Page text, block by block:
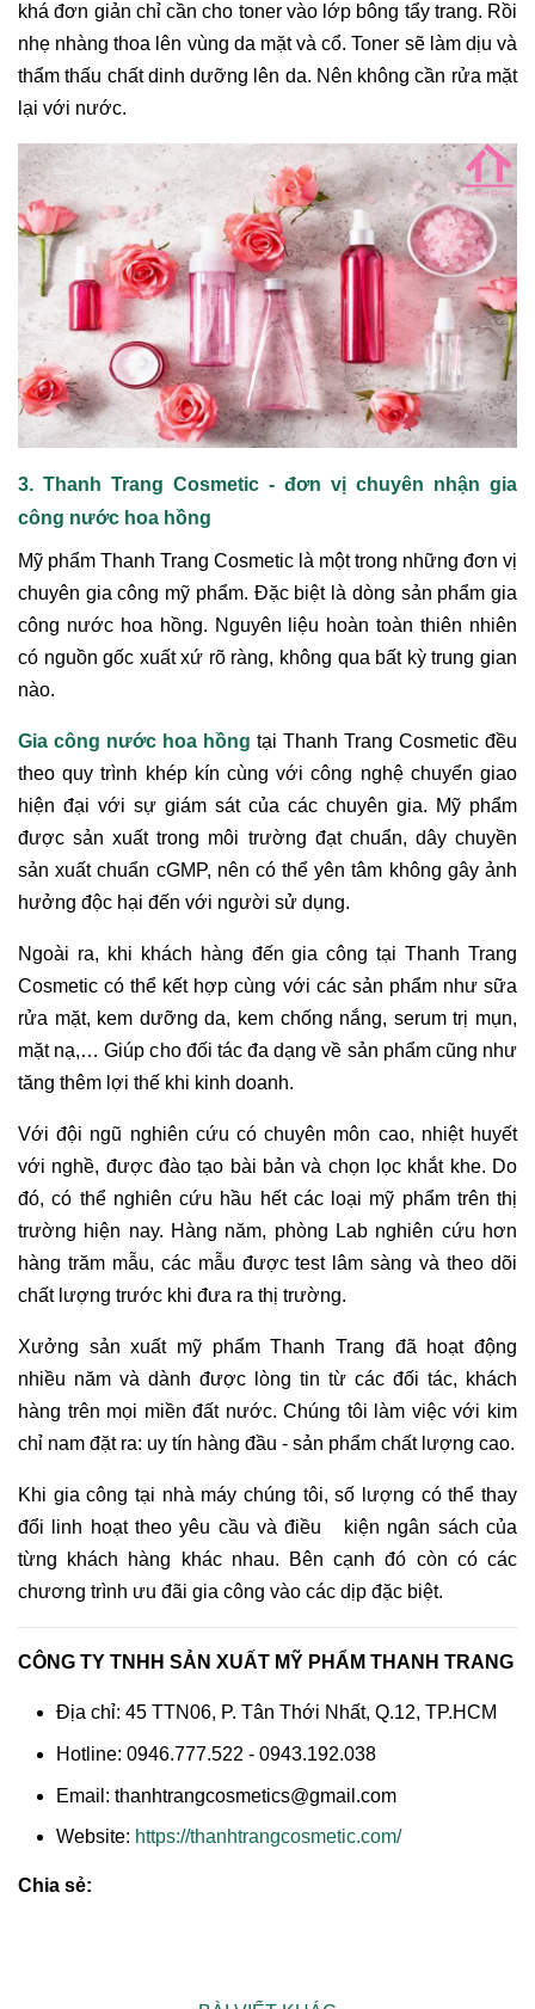
khá đơn giản chỉ cần cho toner vào lớp bông tẩy trang. Rồi
nhẹ nhàng thoa lên vùng da mặt và cổ. Toner sẽ làm dịu và
thẩm thấu chất dinh dưỡng lên da. Nên không cần rửa mặt
lại với nước.
3. Thanh Trang Cosmetic - đơn vị chuyên nhận gia
công nước hoa hồng
Mỹ phẩm Thanh Trang Cosmetic là một trong những đơn vị
chuyên gia công mỹ phẩm. Đặc biệt là dòng sản phẩm gia
công nước hoa hồng. Nguyên liệu hoàn toàn thiên nhiên
có nguồn gốc xuất xứ rõ ràng, không qua bất kỳ trung gian
nào.
Gia công nước hoa hồng tại Thanh Trang Cosmetic đều
theo quy trình khép kín cùng với công nghệ chuyển giao
hiện đại với sự giám sát của các chuyên gia. Mỹ phẩm
được sản xuất trong môi trường đạt chuẩn, dây chuyền
sản xuất chuẩn cGMP, nên có thể yên tâm không gây ảnh
hưởng độc hại đến với người sử dụng.
Ngoài ra, khi khách hàng đến gia công tại Thanh Trang
Cosmetic có thể kết hợp cùng với các sản phẩm như sữa
rửa mặt, kem dưỡng da, kem chống nắng, serum trị mụn,
mặt nạ,… Giúp cho đối tác đa dạng về sản phẩm cũng như
tăng thêm lợi thế khi kinh doanh.
Với đội ngũ nghiên cứu có chuyên môn cao, nhiệt huyết
với nghề, được đào tạo bài bản và chọn lọc khắt khe. Do
đó, có thể nghiên cứu hầu hết các loại mỹ phẩm trên thị
trường hiện nay. Hàng năm, phòng Lab nghiên cứu hơn
hàng trăm mẫu, các mẫu được test lâm sàng và theo dõi
chất lượng trước khi đưa ra thị trường.
Xưởng sản xuất mỹ phẩm Thanh Trang đã hoạt động
nhiều năm và dành được lòng tin từ các đối tác, khách
hàng trên mọi miền đất nước. Chúng tôi làm việc với kim
chỉ nam đặt ra: uy tín hàng đầu - sản phẩm chất lượng cao.
Khi gia công tại nhà máy chúng tôi, số lượng có thể thay
đổi linh hoạt theo yêu cầu và điều kiện ngân sách của
từng khách hàng khác nhau. Bên cạnh đó còn có các
chương trình ưu đãi gia công vào các dịp đặc biệt.
CÔNG TY TNHH SẢN XUẤT MỸ PHẨM THANH TRANG
Địa chỉ: 45 TTN06, P. Tân Thới Nhất, Q.12, TP.HCM
Hotline: 0946.777.522 - 0943.192.038
Email: thanhtrangcosmetics@gmail.com
Website: https://thanhtrangcosmetic.com/
Chia sẻ: